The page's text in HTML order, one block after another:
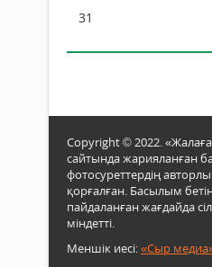
31
Copyright © 2022.
сайтында жарияланған
фотосуреттердің
қорғалған. Басылым
пайдаланған жағдайда
міндетті.
Меншік иесі:«Сыр